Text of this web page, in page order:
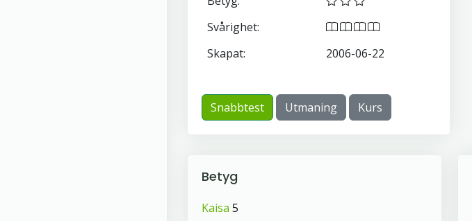
Svårighet:
Skapat:
2006-06-22
Snabbtest Utmaning Kurs
Betyg
Kaisa 5